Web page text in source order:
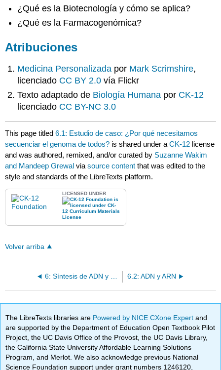
¿Qué es la Biotecnología y cómo se aplica?
¿Qué es la Farmacogenómica?
Atribuciones
Medicina Personalizada por Mark Scrimshire,
licenciado CC BY 2.0 vía Flickr
Texto adaptado de Biología Humana por CK-12
licenciado CC BY-NC 3.0
This page titled6.1: Estudio de caso: ¿Por qué necesitamos
secuenciar el genoma de todos? is shared under aCK-12 license
and was authored, remixed, and/or curated by Suzanne Wakim
and Mandeep Grewal viasource content that was edited to the
style and standards of the LibreTexts platform.
LICENSED UNDER
Volver arriba
6.2: ADN y ARN
The LibreTexts libraries are Powered by NICE CXone Expertand
are supported by the Department of Education Open Textbook Pilot
Project, the UC Davis Office of the Provost, the UC Davis Library,
the California State University Affordable Learning Solutions
Program, and Merlot. We also acknowledge previous National
Science Foundation support under grant numbers 1246120,